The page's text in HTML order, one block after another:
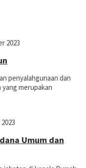
2023
penyalahgunaan dan
merupakan
Umum dan